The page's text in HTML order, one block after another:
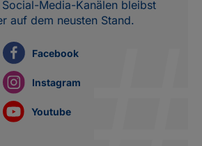
Media-Kanälen bleibst
auf dem neusten Stand.
Facebook
Instagram
Youtube